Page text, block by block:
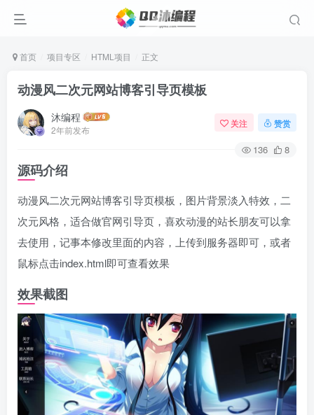
首页 项目专区 HTML项目 正文
动漫风二次元网站博客引导页模板
沐编程
2年前发布
关注 赞赏
136 8
源码介绍
动漫风二次元网站博客引导页模板，图片背景淡入特效，二
次元风格，适合做官网引导页，喜欢动漫的站长朋友可以拿
去使用，记事本修改里面的内容，上传到服务器即可，或者
鼠标点击index.html即可查看效果
效果截图